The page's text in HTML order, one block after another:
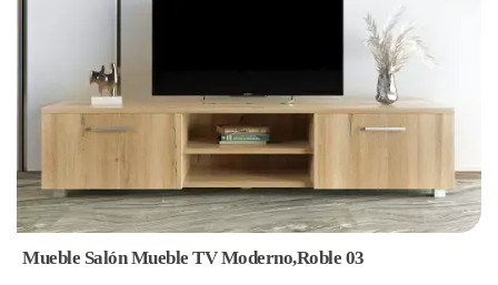
Mueble Salón Mueble TV Moderno,Roble 03